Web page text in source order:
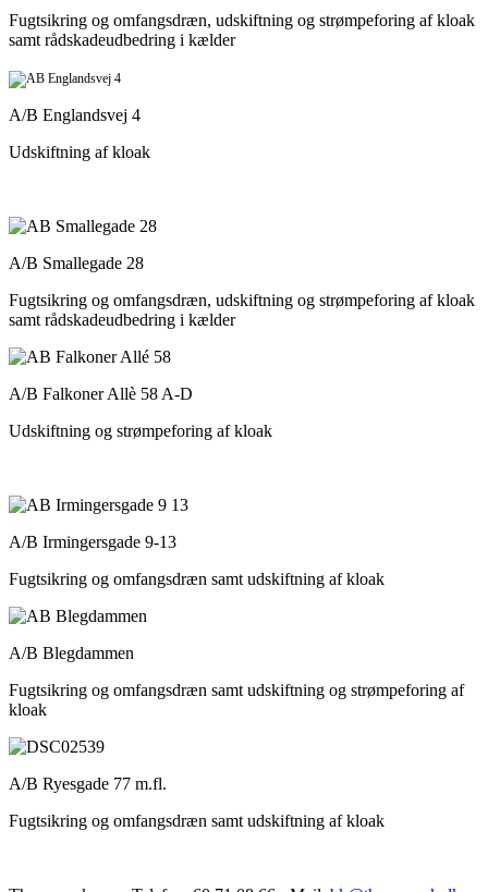
Fugtsikring og omfangsdræn, udskiftning og strømpeforing af kloak
samt rådskadeudbedring i kælder
A/B Englandsvej 4
Udskiftning af kloak
A/B Smallegade 28
Fugtsikring og omfangsdræn, udskiftning og strømpeforing af kloak
samt rådskadeudbedring i kælder
A/B Falkoner Allè 58 A-D
Udskiftning og strømpeforing af kloak
A/B Irmingersgade 9-13
Fugtsikring og omfangsdræn samt udskiftning af kloak
A/B Blegdammen
Fugtsikring og omfangsdræn samt udskiftning og strømpeforing af
kloak
A/B Ryesgade 77 m.fl.
Fugtsikring og omfangsdræn samt udskiftning af kloak